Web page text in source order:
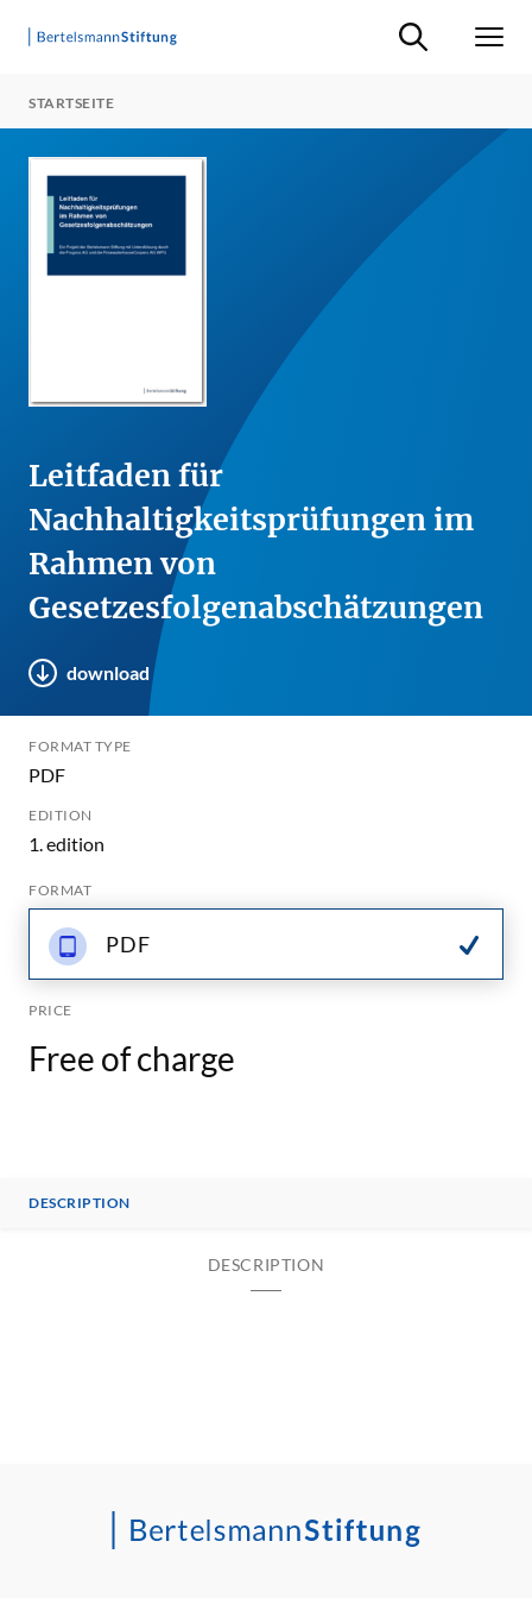
Suche ein-/
STARTSEITE
Leitfaden für
Nachhaltigkeitsprüfungen im
Rahmen von
Gesetzesfolgenabschätzungen
download
FORMAT TYPE
PDF
EDITION
1. edition
FORMAT
PDF
PRICE
Free of charge
DESCRIPTION
DESCRIPTION